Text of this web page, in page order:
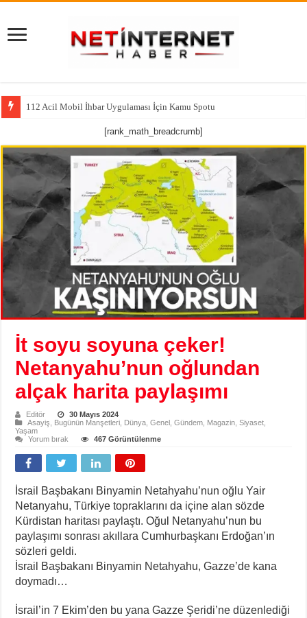
112 Acil Mobil İhbar Uygulaması İçin Kamu Spotu
[rank_math_breadcrumb]
İt soyu soyuna çeker!
Netanyahu’nun oğlundan
alçak harita paylaşımı
Editör
30 Mayıs 2024
Asayiş
Bugünün Manşetleri Dünya ,Genel ,Gündem Magazin ,Siyaset
Yaşam
Yorum bırak
467 Görüntülenme
İsrail Başbakanı Binyamin Netahyahu’nun oğlu Yair
Netanyahu, Türkiye topraklarını da içine alan sözde
Kürdistan haritası paylaştı. Oğul Netanyahu’nun bu
paylaşımı sonrası akıllara Cumhurbaşkanı Erdoğan’ın
sözleri geldi.
İsrail Başbakanı Binyamin Netahyahu, Gazze’de kana
doymadı…
İsrail’in 7 Ekim’den bu yana Gazze Şeridi’ne düzenlediği